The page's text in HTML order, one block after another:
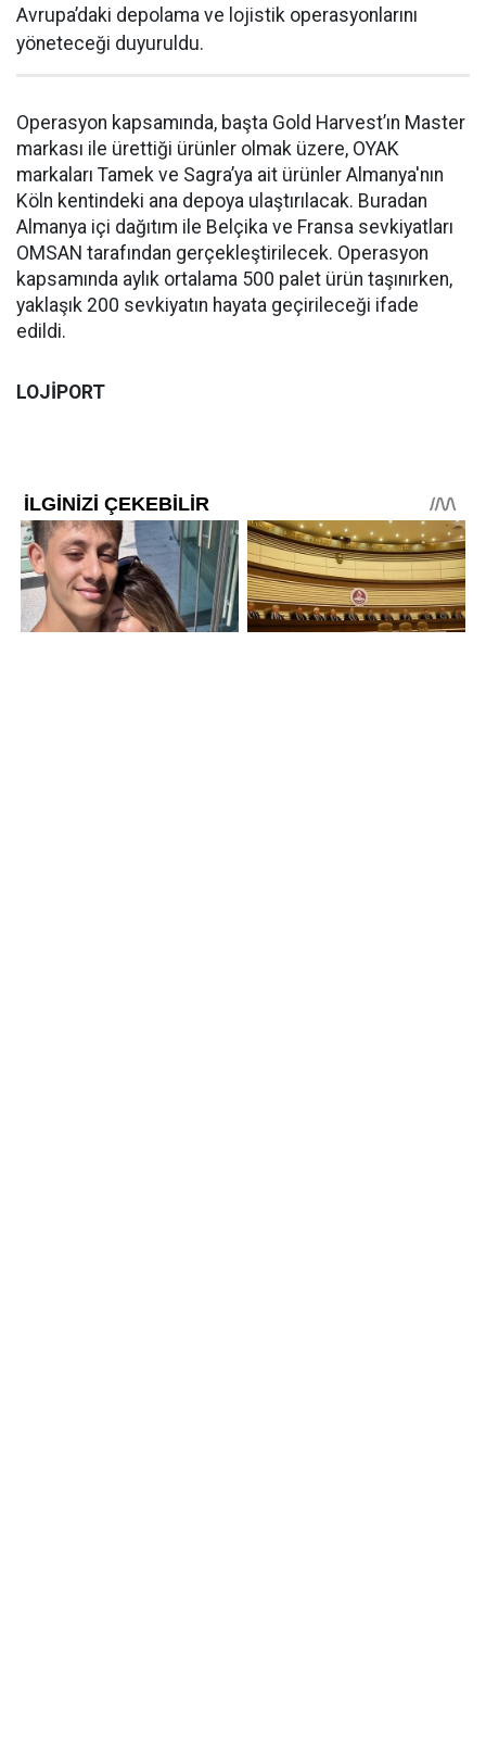
Avrupa’daki depolama ve lojistik operasyonlarını
yöneteceği duyuruldu.
Operasyon kapsamında, başta Gold Harvest’ın Master
markası ile ürettiği ürünler olmak üzere, OYAK
markaları Tamek ve Sagra’ya ait ürünler Almanya'nın
Köln kentindeki ana depoya ulaştırılacak. Buradan
Almanya içi dağıtım ile Belçika ve Fransa sevkiyatları
OMSAN tarafından gerçekleştirilecek. Operasyon
kapsamında aylık ortalama 500 palet ürün taşınırken,
yaklaşık 200 sevkiyatın hayata geçirileceği ifade
edildi.
LOJİPORT